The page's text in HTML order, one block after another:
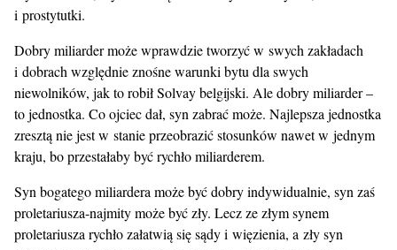
i prostytutki.
Dobry miliarder może wprawdzie tworzyć w swych zakładach
i dobrach względnie znośne warunki bytu dla swych
niewolników, jak to robił Solvay belgijski. Ale dobry miliarder –
to jednostka. Co ojciec dał, syn zabrać może. Najlepsza jednostka
zresztą nie jest w stanie przeobrazić stosunków nawet w jednym
kraju, bo przestałaby być rychło miliarderem.
Syn bogatego miliardera może być dobry indywidualnie, syn zaś
proletariusza-najmity może być zły. Lecz ze złym synem
proletariusza rychło załatwią się sądy i więzienia, a zły syn